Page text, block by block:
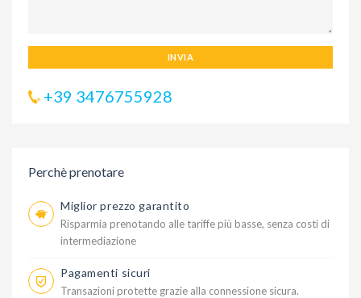
INVIA
+39 3476755928
Perchè prenotare
Miglior prezzo garantito
Risparmia prenotando alle tariffe più basse, senza costi di
intermediazione
Pagamenti sicuri
Transazioni protette grazie alla connessione sicura.